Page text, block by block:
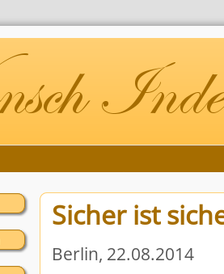
Sicher ist
Berlin, 22.08.2014